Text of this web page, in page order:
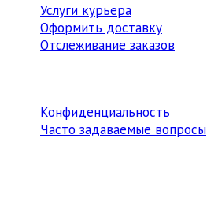
Услуги курьера
Оформить доставку
Отслеживание заказов
Конфиденциальность
Часто задаваемые вопросы